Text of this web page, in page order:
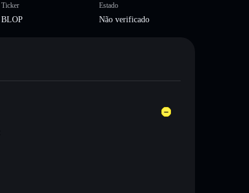
Ticker
BLOP
Estado
Não verificado